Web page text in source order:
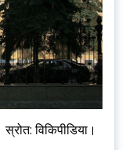
विकिपीडिया।